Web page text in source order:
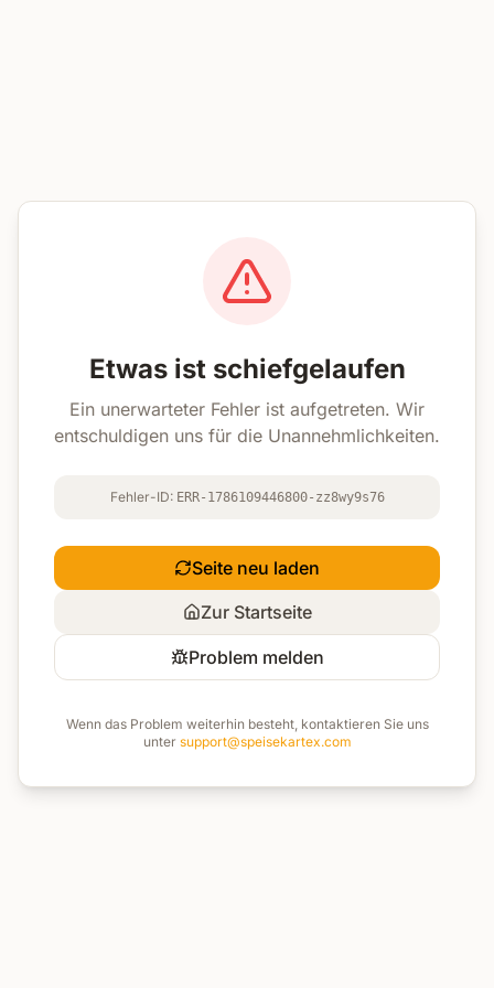
Etwas ist schiefgelaufen
Ein unerwarteter Fehler ist aufgetreten. Wir
entschuldigen uns für die Unannehmlichkeiten.
Fehler-ID: ERR-1786109446800-zz8wy9s76
Seite neu laden
Zur Startseite
Problem melden
Wenn das Problem weiterhin besteht, kontaktieren Sie uns
unter support@speisekartex.com